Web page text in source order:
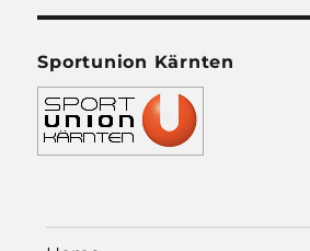
Sportunion Kärnten